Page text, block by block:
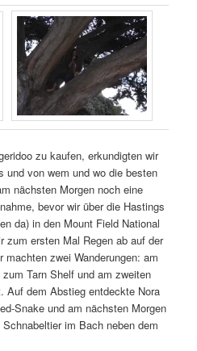
zu kaufen, erkundigten wir
und von wem und wo die besten
nächsten Morgen noch eine
bevor wir über die Hastings
da) in den Mount Field National
zum ersten Mal Regen ab auf der
zwei Wanderungen: am
Tarn Shelf und am zweiten
Auf dem Abstieg entdeckte Nora
Snake und am nächsten Morgen
im Bach neben dem